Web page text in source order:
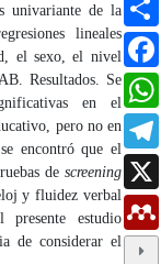
univariante de la
lineales
el sexo, el nivel
Resultados. Se
en el
pero no en
encontró que el
de screening
y fluidez verbal
presente estudio
de considerar el